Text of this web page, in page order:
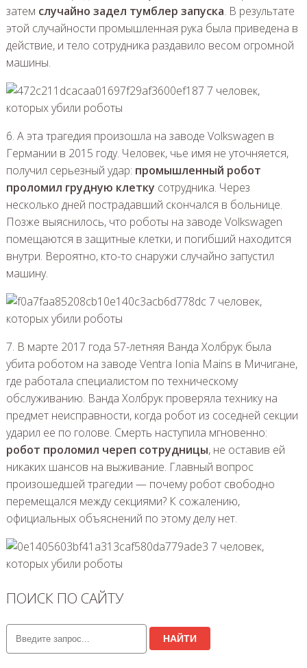
затем случайно задел тумблер запуска. В результате
этой случайности промышленная рука была приведена в
действие, и тело сотрудника раздавило весом огромной
машины.
6. А эта трагедия произошла на заводе Volkswagen в
Германии в 2015 году. Человек, чье имя не уточняется,
получил серьезный удар: промышленный робот
проломил грудную клетку сотрудника. Через
несколько дней пострадавший скончался в больнице.
Позже выяснилось, что роботы на заводе Volkswagen
помещаются в защитные клетки, и погибший находится
внутри. Вероятно, кто-то снаружи случайно запустил
машину.
7. В марте 2017 года 57-летняя Ванда Холбрук была
убита роботом на заводе Ventra Ionia Mains в Мичигане,
где работала специалистом по техническому
обслуживанию. Ванда Холбрук проверяла технику на
предмет неисправности, когда робот из соседней секции
ударил ее по голове. Смерть наступила мгновенно:
робот проломил череп сотрудницы, не оставив ей
никаких шансов на выживание. Главный вопрос
произошедшей трагедии — почему робот свободно
перемещался между секциями? К сожалению,
официальных объяснений по этому делу нет.
ПОИСК ПО САЙТУ
НАЙТИ